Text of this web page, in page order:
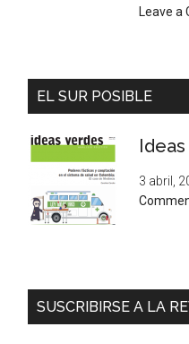
Leave a
EL SUR POSIBLE
3 abril,
SUSCRIBIRSE A LA